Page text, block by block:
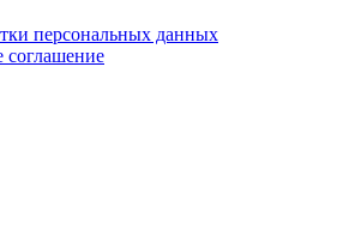
персональных данных
соглашение